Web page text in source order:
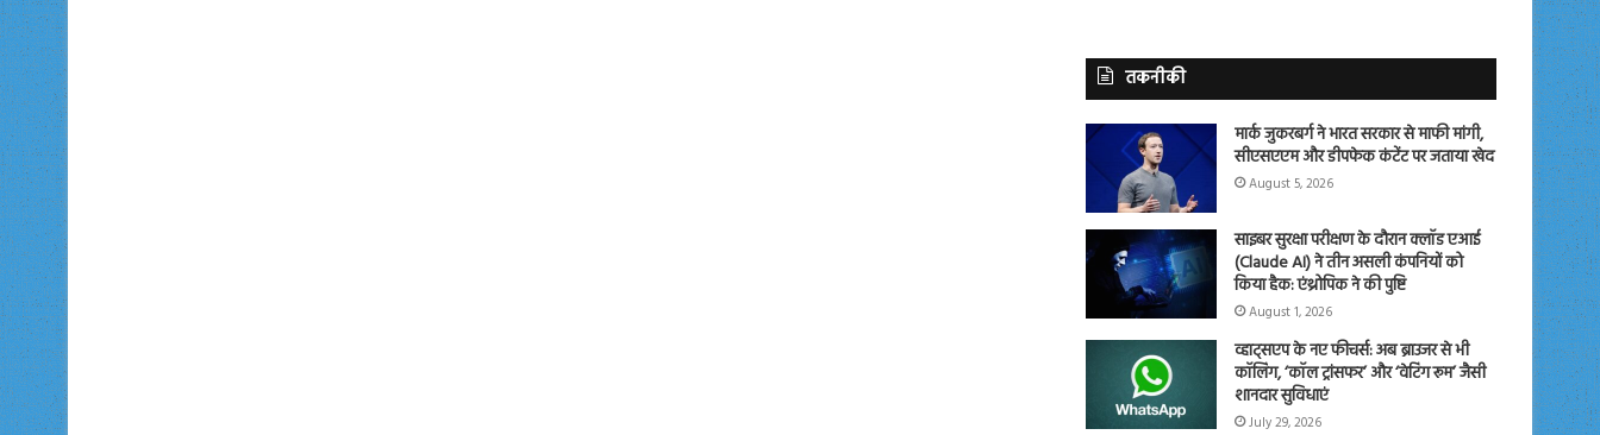
तकनीकी
मार्क जुकरबर्ग ने भारत सरकार से माफी मांगी,
सीएसएएम और डीपफेक कंटेंट पर जताया खेद
August 5, 2026
साइबर सुरक्षा परीक्षण के दौरान क्लॉड एआई
(Claude AI) ने तीन असली कंपनियों को
किया हैक: एंथ्रोपिक ने की पुष्टि
August 1, 2026
व्हाट्सएप के नए फीचर्स: अब ब्राउजर से भी
कॉलिंग, ‘कॉल ट्रांसफर’ और ‘वेटिंग रूम’ जैसी
शानदार सुविधाएं
July 29, 2026